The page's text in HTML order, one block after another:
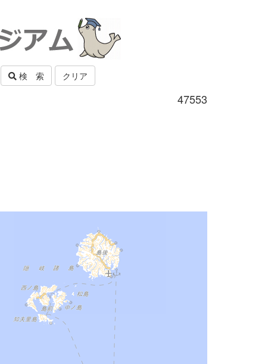
検 索 クリア
47553